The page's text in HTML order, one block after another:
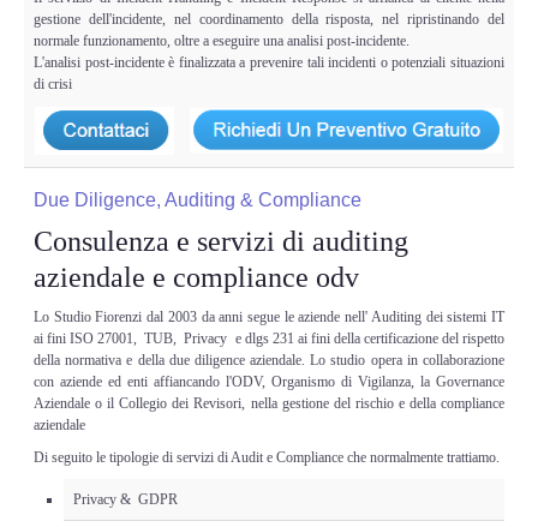
gestione dell'incidente, nel coordinamento della risposta, nel ripristinando del
normale funzionamento, oltre a eseguire una analisi post-incidente.
L'analisi post-incidente è finalizzata a prevenire tali incidenti o potenziali situazioni
di crisi
Due Diligence, Auditing & Compliance
Consulenza e servizi di auditing
aziendale e compliance odv
Lo Studio Fiorenzi dal 2003 da anni segue le aziende nell' Auditing dei sistemi IT
ai fini ISO 27001, TUB, Privacy e dlgs 231 ai fini della certificazione del rispetto
della normativa e della due diligence aziendale. Lo studio opera in collaborazione
con aziende ed enti affiancando l'ODV, Organismo di Vigilanza, la Governance
Aziendale o il Collegio dei Revisori, nella gestione del rischio e della compliance
aziendale
Di seguito le tipologie di servizi di Audit e Compliance che normalmente trattiamo.
Privacy & GDPR